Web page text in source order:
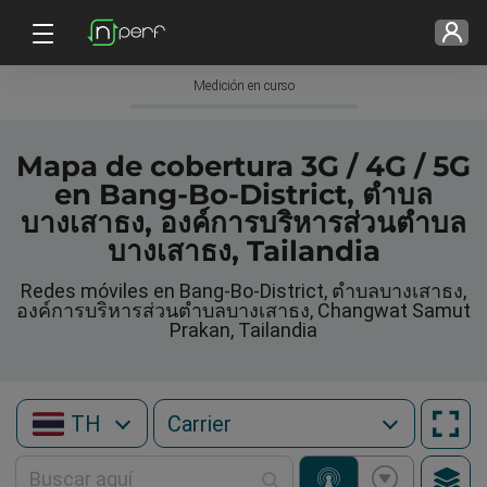
Medición en curso
Mapa de cobertura 3G / 4G / 5G
en Bang-Bo-District, ตำบล
บางเสาธง, องค์การบริหารส่วนตำบล
บางเสาธง, Tailandia
Redes móviles en Bang-Bo-District, ตำบลบางเสาธง,
องค์การบริหารส่วนตำบลบางเสาธง, Changwat Samut
Prakan, Tailandia
TH